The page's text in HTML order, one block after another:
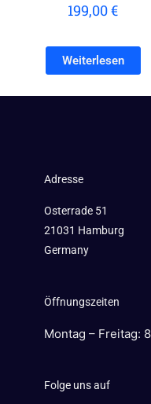
199,00€
Weiterlesen
Adresse
Osterrade 51
21031 Hamburg
Germany
Öffnungszeiten
Montag – Freitag:
Folge uns auf